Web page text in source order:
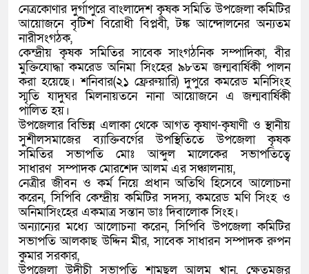
নেত্রকোণার দুর্গাপুরে বাংলাদেশ কৃষক সমিতি উপজেলা কমিটির
আয়োজনে বৃটিশ বিরোধী বিপ্লবী, টঙ্ক আন্দোলনের অন্যতম
নারীসংগঠক,
কেন্দ্রীয় কৃষক সমিতির সাবেক সাংগঠনিক সম্পাদিকা, বীর
মুক্তিযোদ্ধা কমরেড অনিমা সিংহের ৯৮তম জন্মবার্ষিকী পালন
করা হয়েছে। শনিবার(২১ ফ্রেরুয়ারি) দুপুরে কমরেড মনিসিংহ
স্মৃতি যাদুঘর মিলনায়তনে নানা আয়োজনে এ জন্মবার্ষিকী
পালিত হয়।
উপজেলার বিভিন্ন এলাকা থেকে আগত কৃষাণ-কৃষাণী ও স্থানীয়
সুশীলসমাজের ব্যাক্তিবর্গের উপস্থিতিতে উপজেলা কৃষক
সমিতির সভাপতি মোঃ আব্দুল মালেকের সভাপতিত্বে
সাধারণ সম্পাদক মোরশেদ আলম এর সঞ্চালনায়,
নেত্রীর জীবন ও কর্ম নিয়ে প্রধান অতিথি হিসেবে আলোচনা
করেন, সিপিবি কেন্দ্রীয় কমিটির সদস্য, কমরেড মণি সিংহ ও
অনিমাসিংহের একমাত্র সন্তান ডাঃ দিবালোক সিংহ।
অন্যান্যের মধ্যে আলোচনা করেন, সিপিবি উপজেলা কমিটির
সভাপতি আলকাছ উদ্দিন মীর, সাবেক সাধারন সম্পাদক রুপন
কুমার সরকার,
উপজেলা উদীচী সভাপতি শামছুল আলম খান, ক্ষেতমজুর